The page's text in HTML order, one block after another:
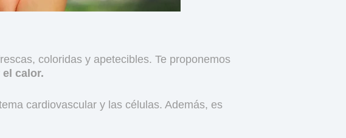
coloridas y apetecibles. Te proponemos
calor.
cardiovascular y las células. Además, es